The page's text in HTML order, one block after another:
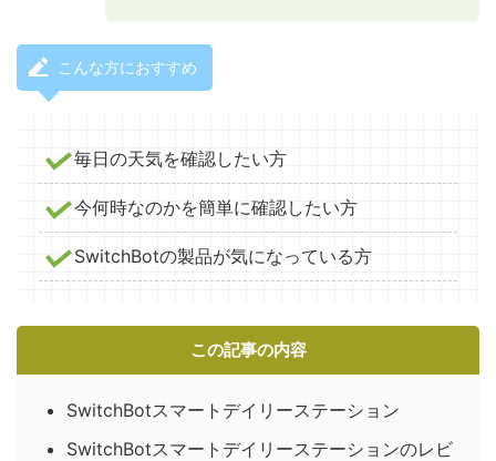
こんな方におすすめ
毎日の天気を確認したい方
今何時なのかを簡単に確認したい方
SwitchBotの製品が気になっている方
この記事の内容
SwitchBotスマートデイリーステーション
SwitchBotスマートデイリーステーションのレビ